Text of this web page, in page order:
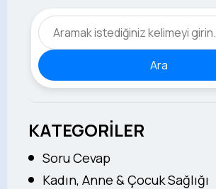
Ara
KATEGORİLER
Soru Cevap
Kadın, Anne & Çocuk Sağlığı